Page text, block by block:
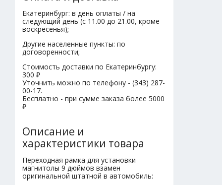
Екатеринбург: в день оплаты / на
следующий день (с 11.00 до 21.00, кроме
воскресенья);
Другие населенные пункты: по
договоренности;
Стоимость доставки по Екатеринбургу:
300 ₽
Уточнить можно по телефону - (343) 287-
00-17.
Бесплатно - при сумме заказа более 5000
₽
Описание и
характеристики товара
Переходная рамка для установки
магнитолы 9 дюймов взамен
оригинальной штатной в автомобиль: